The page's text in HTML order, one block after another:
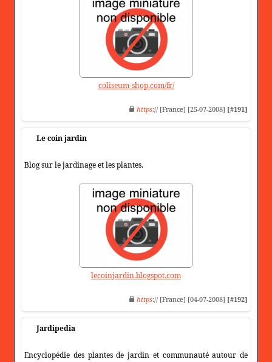
coliseum-shop.com/fr/
https:// [France] [25-07-2008] [#191]
Le coin jardin
Blog sur le jardinage et les plantes.
lecoinjardin.blogspot.com
https:// [France] [04-07-2008] [#192]
Jardipedia
Encyclopédie des plantes de jardin et communauté autour de